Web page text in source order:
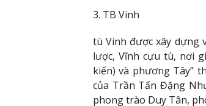
3. TB Vinh
tù Vinh được xây dựng
lược, Vĩnh cựu tù, nơi
kiến) và phương Tây”
của Trần Tấn Đặng
phong trào Duy Tân,